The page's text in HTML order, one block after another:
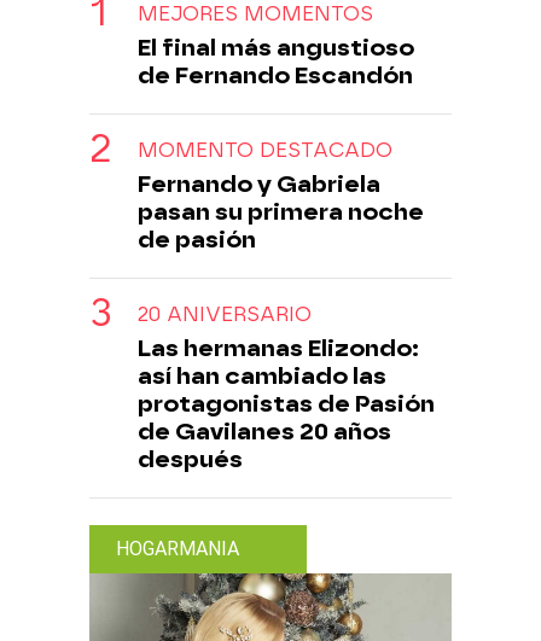
MEJORES MOMENTOS
El final más angustioso
de Fernando Escandón
MOMENTO DESTACADO
Fernando y Gabriela
pasan su primera noche
de pasión
20 ANIVERSARIO
Las hermanas Elizondo:
así han cambiado las
protagonistas de Pasión
de Gavilanes 20 años
después
HOGARMANIA